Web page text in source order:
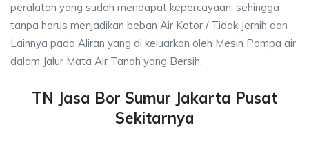
peralatan yang sudah mendapat kepercayaan, sehingga
tanpa harus menjadikan beban Air Kotor / Tidak Jernih dan
Lainnya pada Aliran yang di keluarkan oleh Mesin Pompa air
dalam Jalur Mata Air Tanah yang Bersih.
TN Jasa Bor Sumur Jakarta Pusat
Sekitarnya